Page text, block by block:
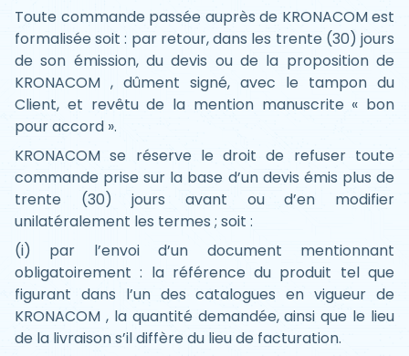
Toute commande passée auprès de KRONACOM est
formalisée soit : par retour, dans les trente (30) jours
de son émission, du devis ou de la proposition de
KRONACOM , dûment signé, avec le tampon du
Client, et revêtu de la mention manuscrite « bon
pour accord ».
KRONACOM se réserve le droit de refuser toute
commande prise sur la base d’un devis émis plus de
trente (30) jours avant ou d’en modifier
unilatéralement les termes ; soit :
(i) par l’envoi d’un document mentionnant
obligatoirement : la référence du produit tel que
figurant dans l’un des catalogues en vigueur de
KRONACOM , la quantité demandée, ainsi que le lieu
de la livraison s’il diffère du lieu de facturation.